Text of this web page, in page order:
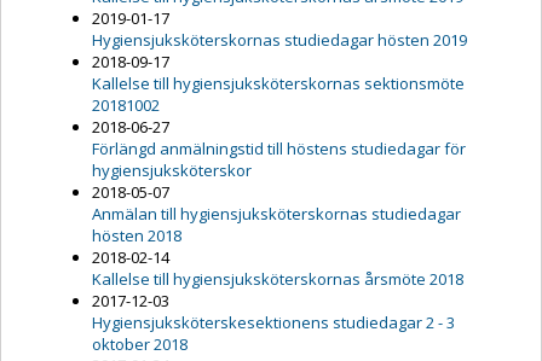
2019-01-17
Hygiensjuksköterskornas studiedagar hösten 2019
2018-09-17
Kallelse till hygiensjuksköterskornas sektionsmöte
20181002
2018-06-27
Förlängd anmälningstid till höstens studiedagar för
hygiensjuksköterskor
2018-05-07
Anmälan till hygiensjuksköterskornas studiedagar
hösten 2018
2018-02-14
Kallelse till hygiensjuksköterskornas årsmöte 2018
2017-12-03
Hygiensjuksköterskesektionens studiedagar 2 - 3
oktober 2018